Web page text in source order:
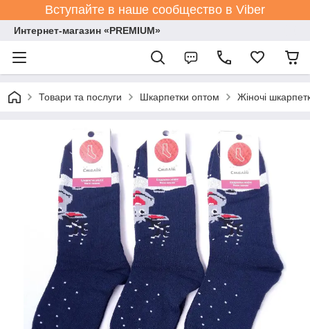
Вступайте в наше сообщество в Viber
Интернет-магазин «PREMIUM»
Товари та послуги Шкарпетки оптом Жіночі